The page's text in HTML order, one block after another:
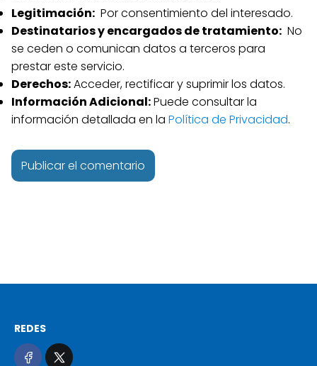
Legitimación: Por consentimiento del interesado.
Destinatarios y encargados de tratamiento: No
se ceden o comunican datos a terceros para
prestar este servicio.
Derechos:Acceder, rectificar y suprimir los datos.
Información Adicional:Puede consultar la
información detallada en la Política de Privacidad.
REDES